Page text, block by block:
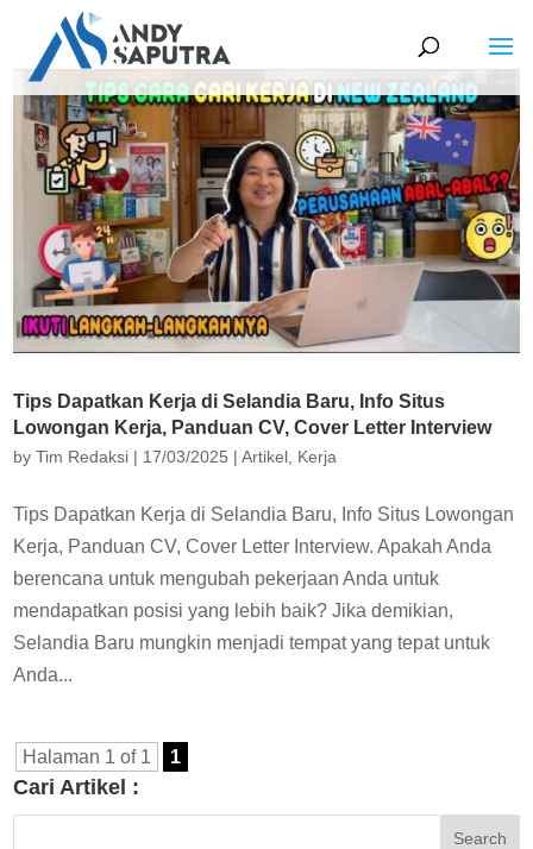
Tips Dapatkan Kerja di Selandia Baru, Info Situs
Lowongan Kerja, Panduan CV, Cover Letter Interview
byTim Redaksi | 17/03/2025 |Artikel, Kerja
Tips Dapatkan Kerja di Selandia Baru, Info Situs Lowongan
Kerja, Panduan CV, Cover Letter Interview. Apakah Anda
berencana untuk mengubah pekerjaan Anda untuk
mendapatkan posisi yang lebih baik? Jika demikian,
Selandia Baru mungkin menjadi tempat yang tepat untuk
Anda...
Halaman 1 of 1 1
Cari Artikel :